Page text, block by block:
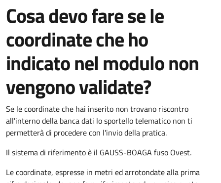
Cosa devo fare se le
coordinate che ho
indicato nel modulo non
vengono validate?
Se le coordinate che hai inserito non trovano riscontro
all'interno della banca dati lo sportello telematico non ti
permetterà di procedere con l'invio della pratica.
Il sistema di riferimento è il GAUSS-BOAGA fuso Ovest.
Le coordinate, espresse in metri ed arrotondate alla prima